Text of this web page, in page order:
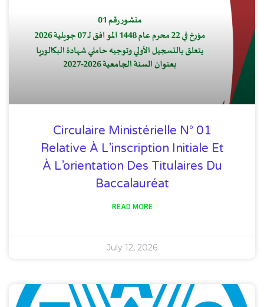
Circulaire Ministérielle N° 01
Relative À L’inscription Initiale Et
À L’orientation Des Titulaires Du
Baccalauréat
READ MORE
July 12, 2026